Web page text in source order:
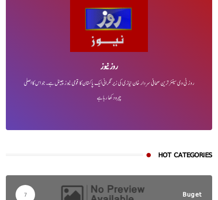
روز نیوز
روز ٹی وی سینئر ترین صحافی سردار خان نیازی کی زیر نگرانی ایک پاکستان کا قومی نیوز چینل ہے۔ جو اس کا اصلی
چہرہ دکھا رہا ہے
HOT CATEGORIES
Buget
7